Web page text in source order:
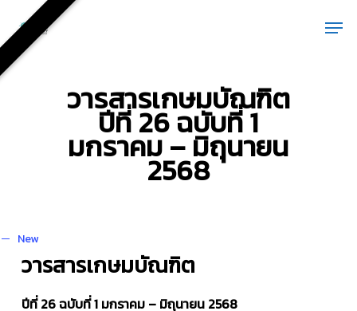
main
content
วารสารเกษมบัณฑิต
ปีที่ 26 ฉบับที่ 1
มกราคม – มิถุนายน
2568
New
วารสารเกษมบัณฑิต
ปีที่ 26 ฉบับที่ 1 มกราคม – มิถุนายน 2568